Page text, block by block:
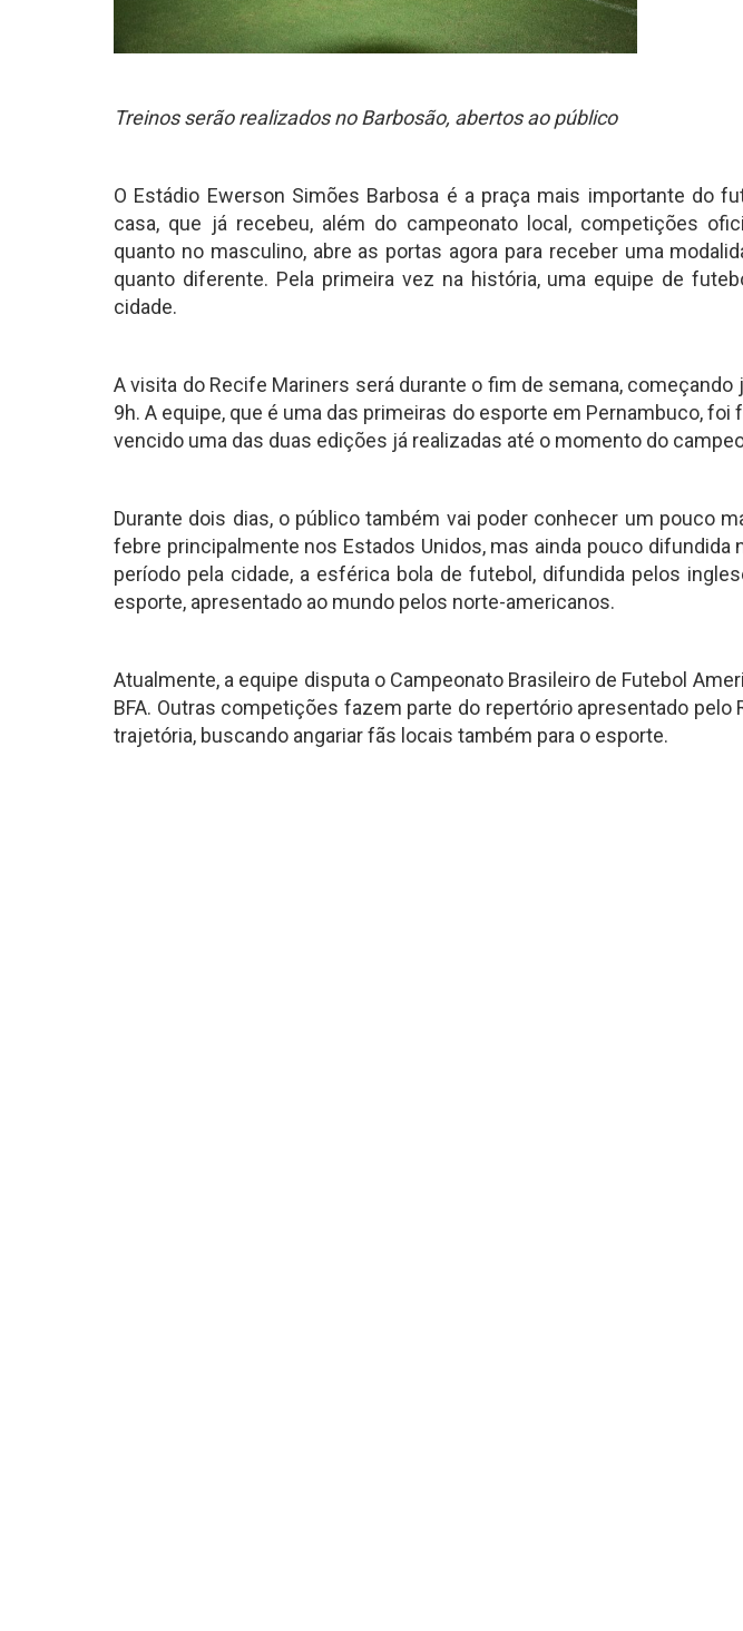
Treinos serão realizados no Barbosão, abertos ao público
O Estádio Ewerson Simões Barbosa é a praça mais importante do
casa, que já recebeu, além do campeonato local, competições
quanto no masculino, abre as portas agora para receber uma
quanto diferente. Pela primeira vez na história, uma equipe de
cidade.
A visita do Recife Mariners será durante o fim de semana, começando
9h. A equipe, que é uma das primeiras do esporte em Pernambuco, foi
vencido uma das duas edições já realizadas até o momento do
Durante dois dias, o público também vai poder conhecer um pouco
febre principalmente nos Estados Unidos, mas ainda pouco difundida
período pela cidade, a esférica bola de futebol, difundida pelos
esporte, apresentado ao mundo pelos norte-americanos.
Atualmente, a equipe disputa o Campeonato Brasileiro de Futebol
BFA. Outras competições fazem parte do repertório apresentado pelo
trajetória, buscando angariar fãs locais também para o esporte.